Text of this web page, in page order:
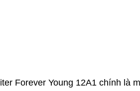
Forever Young 12A1 chính là